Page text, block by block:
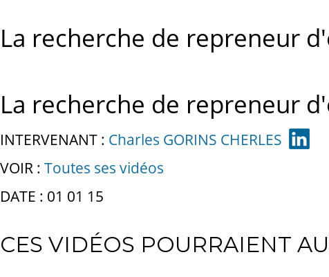
La recherche de repreneur
La recherche de repreneur
INTERVENANT : Charles GORINS CHERLES
VOIR : Toutes ses vidéos
DATE : 01 01 15
CES VIDÉOS POURRAIENT